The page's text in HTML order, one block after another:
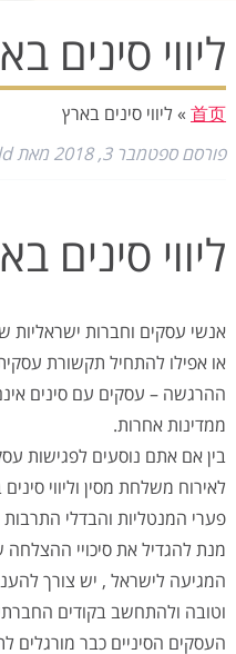
ליווי סינים
首页
» ליווי סינים בארץ
פורסםספטמבר 3, 2018 מאת
ליווי סינים
אנשי עסקים וחברות ישראליות
או אפילו להתחיל תקשורת
ההרגשה – עסקים עם סינים
ממדינות אחרות.
בין אם אתם נוסעים לפגישות
לאירוח משלחת מסין וליווי
פערי המנטליות והבדלי התרבות
מנת להגדיל את סיכויי
המגיעה לישראל , יש צורך
וטובה ולהתחשב בקודים
העסקים הסיניים כבר